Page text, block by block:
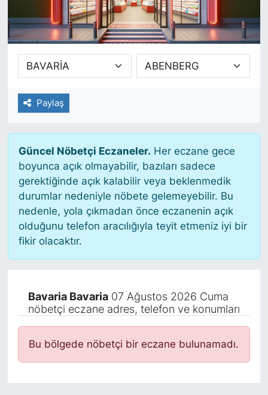
Paylaş
Güncel Nöbetçi Eczaneler. Her eczane gece
boyunca açık olmayabilir, bazıları sadece
gerektiğinde açık kalabilir veya beklenmedik
durumlar nedeniyle nöbete gelemeyebilir. Bu
nedenle, yola çıkmadan önce eczanenin açık
olduğunu telefon aracılığıyla teyit etmeniz iyi bir
fikir olacaktır.
Bavaria Bavaria07 Ağustos 2026 Cuma
nöbetçi eczane adres, telefon ve konumları
Bu bölgede nöbetçi bir eczane bulunamadı.
SİYASET
SAĞLIK